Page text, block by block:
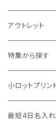
デスク周辺
イヤホン・ヘッド
マウスパッド
モバイル周辺グ
PC周辺グッズ
除菌グッズ
パーテーション
マスク・フェイ
測定・測量用品
アウトレット
アウトレット
ドリンクフェア
ボトル・タンブ
特集から探す
エンタメグッズ
ご当地グッズ・
小ロットプリン
最短4日名入れ